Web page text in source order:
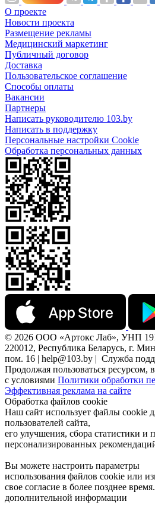
О проекте
Новости проекта
Размещение рекламы
Медицинский маркетинг
Публичный договор
Доставка
Пользовательское соглашение
Способы оплаты
Вакансии
Партнеры
Написать руководителю 103.by
Написать в поддержку
Персональные настройки Cookie
Обработка персональных данных
© 2026 ООО «Артокс Лаб», УНП
220012, Республика Беларусь, г.
пом. 16 | help@103.by | Служба
Продолжая пользоваться ресурсом,
с условиями Политики обработки
Эффективная реклама на сайте
Обработка файлов cookie
Наш сайт использует файлы cookie
пользователей сайта,
его улучшения, сбора статистики и
персонализированных
Вы можете настроить параметры
использования файлов cookie или
свое согласие в более позднее
дополнительной информации